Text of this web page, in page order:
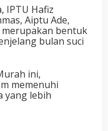
IPTU Hafiz
Aiptu Ade,
bentuk
bulan suci
ini,
memenuhi
yang lebih